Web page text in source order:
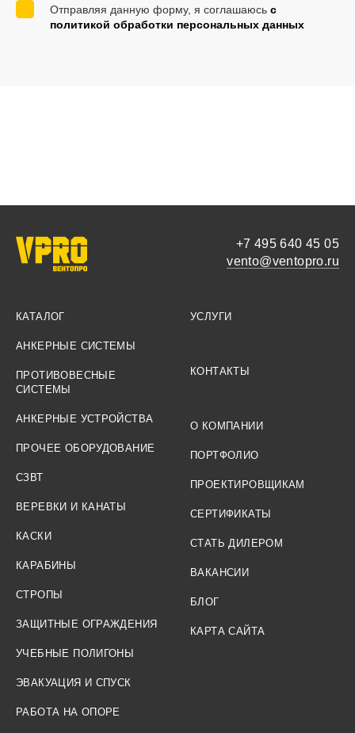
Отправляя данную форму, я соглашаюсь с
политикой обработки персональных данных
КАТАЛОГ
АНКЕРНЫЕ СИСТЕМЫ
ПРОТИВОВЕСНЫЕ
СИСТЕМЫ
АНКЕРНЫЕ УСТРОЙСТВА
ПРОЧЕЕ ОБОРУДОВАНИЕ
СЗВТ
ВЕРЕВКИ И КАНАТЫ
КАСКИ
КАРАБИНЫ
СТРОПЫ
ЗАЩИТНЫЕ ОГРАЖДЕНИЯ
УЧЕБНЫЕ ПОЛИГОНЫ
ЭВАКУАЦИЯ И СПУСК
РАБОТА НА ОПОРЕ
УСЛУГИ
О КОМПАНИИ
ПОРТФОЛИО
ПРОЕКТИРОВЩИКАМ
СЕРТИФИКАТЫ
СТАТЬ ДИЛЕРОМ
ВАКАНСИИ
БЛОГ
КАРТА САЙТА
КОНТАКТЫ
+7 495 640 45 05
vento@ventopro.ru